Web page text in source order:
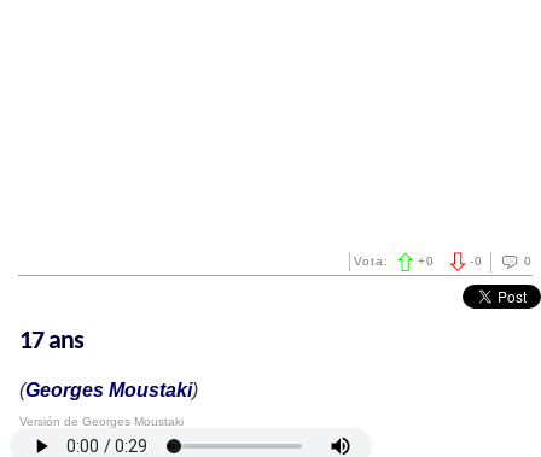
0
-0
Vota: +0
17 ans
(Georges Moustaki)
Versión de Georges Moustaki